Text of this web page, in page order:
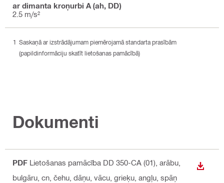
ar dimanta kroņurbi A (ah, DD)
2.5 m/s²
Saskaņā ar izstrādājumam piemērojamā standarta prasībām
(papildinformāciju skatīt lietošanas pamācībā)
Dokumenti
PDF Lietošanas pamācība DD 350-CA (01) , arābu,
bulgāru, cn, čehu, dāņu, vācu, grieķu, angļu, spāņ